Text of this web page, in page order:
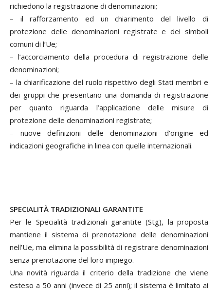
richiedono la registrazione di denominazioni;
– il rafforzamento ed un chiarimento del livello di
protezione delle denominazioni registrate e dei simboli
comuni di l’Ue;
– l’accorciamento della procedura di registrazione delle
denominazioni;
– la chiarificazione del ruolo rispettivo degli Stati membri e
dei gruppi che presentano una domanda di registrazione
per quanto riguarda l’applicazione delle misure di
protezione delle denominazioni registrate;
– nuove definizioni delle denominazioni d’origine ed
indicazioni geografiche in linea con quelle internazionali.
SPECIALITÀ TRADIZIONALI GARANTITE
Per le Specialità tradizionali garantite (Stg), la proposta
mantiene il sistema di prenotazione delle denominazioni
nell’Ue, ma elimina la possibilità di registrare denominazioni
senza prenotazione del loro impiego.
Una novità riguarda il criterio della tradizione che viene
esteso a 50 anni (invece di 25 anni); il sistema è limitato ai